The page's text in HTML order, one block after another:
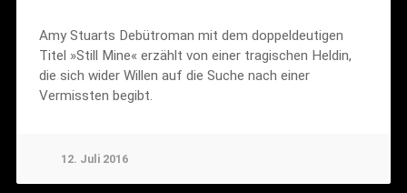
Amy Stuarts Debütroman mit dem doppeldeutigen
Titel »Still Mine« erzählt von einer tragischen Heldin,
die sich wider Willen auf die Suche nach einer
Vermissten begibt.
12. Juli 2016